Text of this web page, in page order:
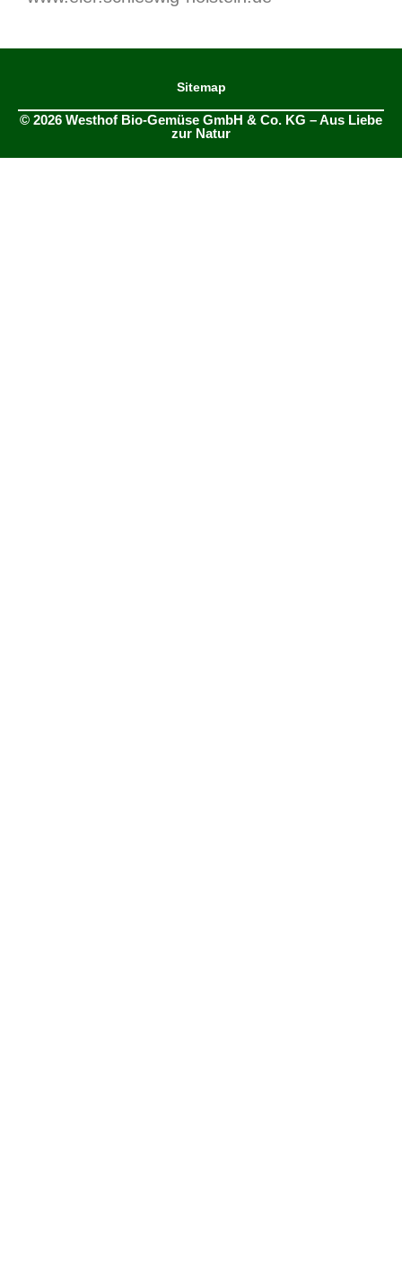
Sitemap
© 2026 Westhof Bio-Gemüse GmbH & Co. KG – Aus Liebe
zur Natur